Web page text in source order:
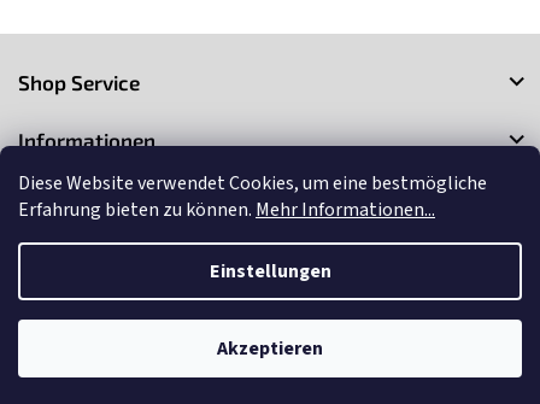
Diese Website verwendet Cookies, um eine bestmögliche
Erfahrung bieten zu können. Mehr Informationen...
Einstellungen
Akzeptieren
e
Shop Service
Informationen
Kontakt
Erstellt von Shoptet
Einstellungen ändern